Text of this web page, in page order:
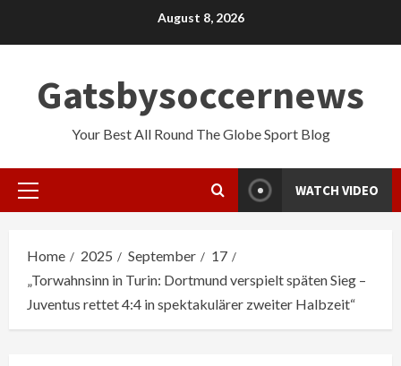
August 8, 2026
Gatsbysoccernews
Your Best All Round The Globe Sport Blog
Primary
WATCH VIDEO
Home 2025 September
17
„Torwahnsinn in Turin: Dortmund verspielt späten Sieg –
Juventus rettet 4:4 in spektakulärer zweiter Halbzeit“